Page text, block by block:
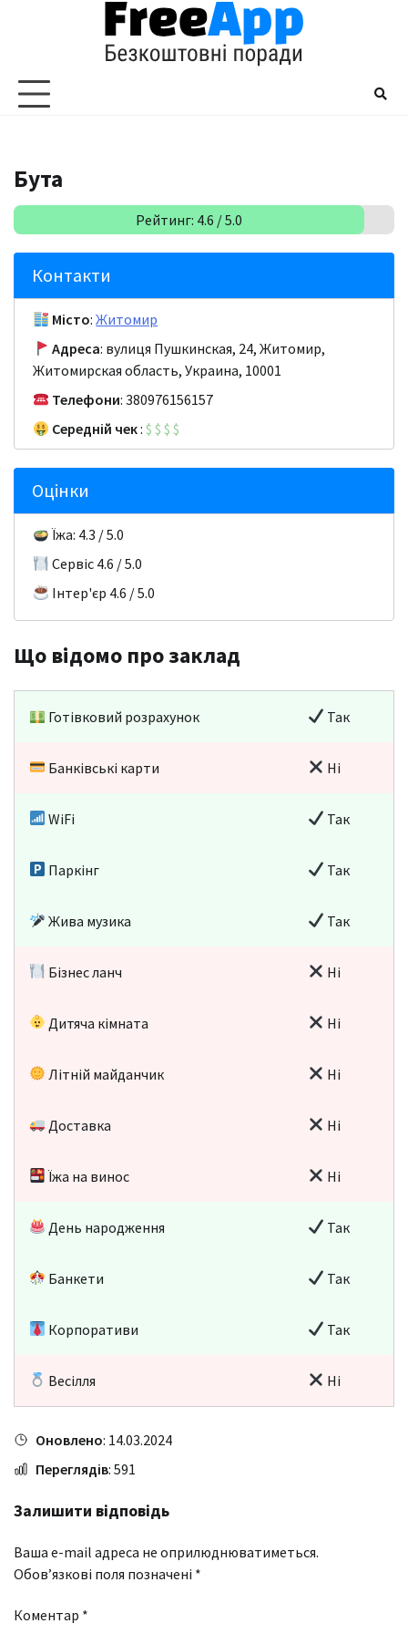
Бута
Рейтинг: 4.6 / 5.0
Контакти
Місто:Житомир
Адреса: вулиця Пушкинская, 24, Житомир,
Житомирская область, Украина, 10001
Телефони: 380976156157
Середній чек:$ $ $ $
Оцінки
Їжа: 4.3 / 5.0
Сервіс 4.6 / 5.0
Інтер'єр 4.6 / 5.0
Що відомо про заклад
Готівковий розрахунок Так
Банківські карти Ні
WiFi Так
Паркінг Так
Жива музика Так
Бізнес ланч Ні
Дитяча кімната Ні
Літній майданчик Ні
Доставка Ні
Їжа на винос Ні
День народження Так
Банкети Так
Корпоративи Так
Весілля Ні
Оновлено: 14.03.2024
Переглядів: 591
Залишити відповідь
Ваша e-mail адреса не оприлюднюватиметься.
Обов’язкові поля позначені *
Коментар *